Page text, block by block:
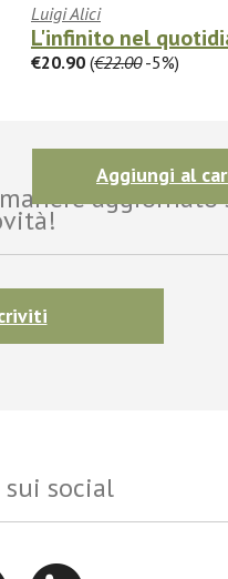
Luigi Alici
L'infinito nel
€20.90 (€22.00-5%)
Aggiungi al
aggiornato
sui social